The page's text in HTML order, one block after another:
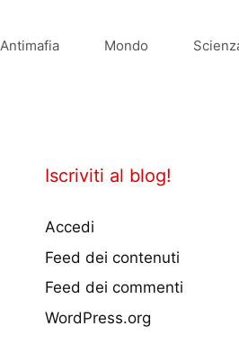
Antimafia Mondo
Iscriviti al blog!
Accedi
Feed dei contenuti
Feed dei commenti
WordPress.org